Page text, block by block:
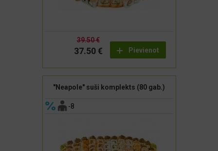
Pievienot
39.50 €
37.50 €
"Neapole" suši komplekts (80 gab.)
-8